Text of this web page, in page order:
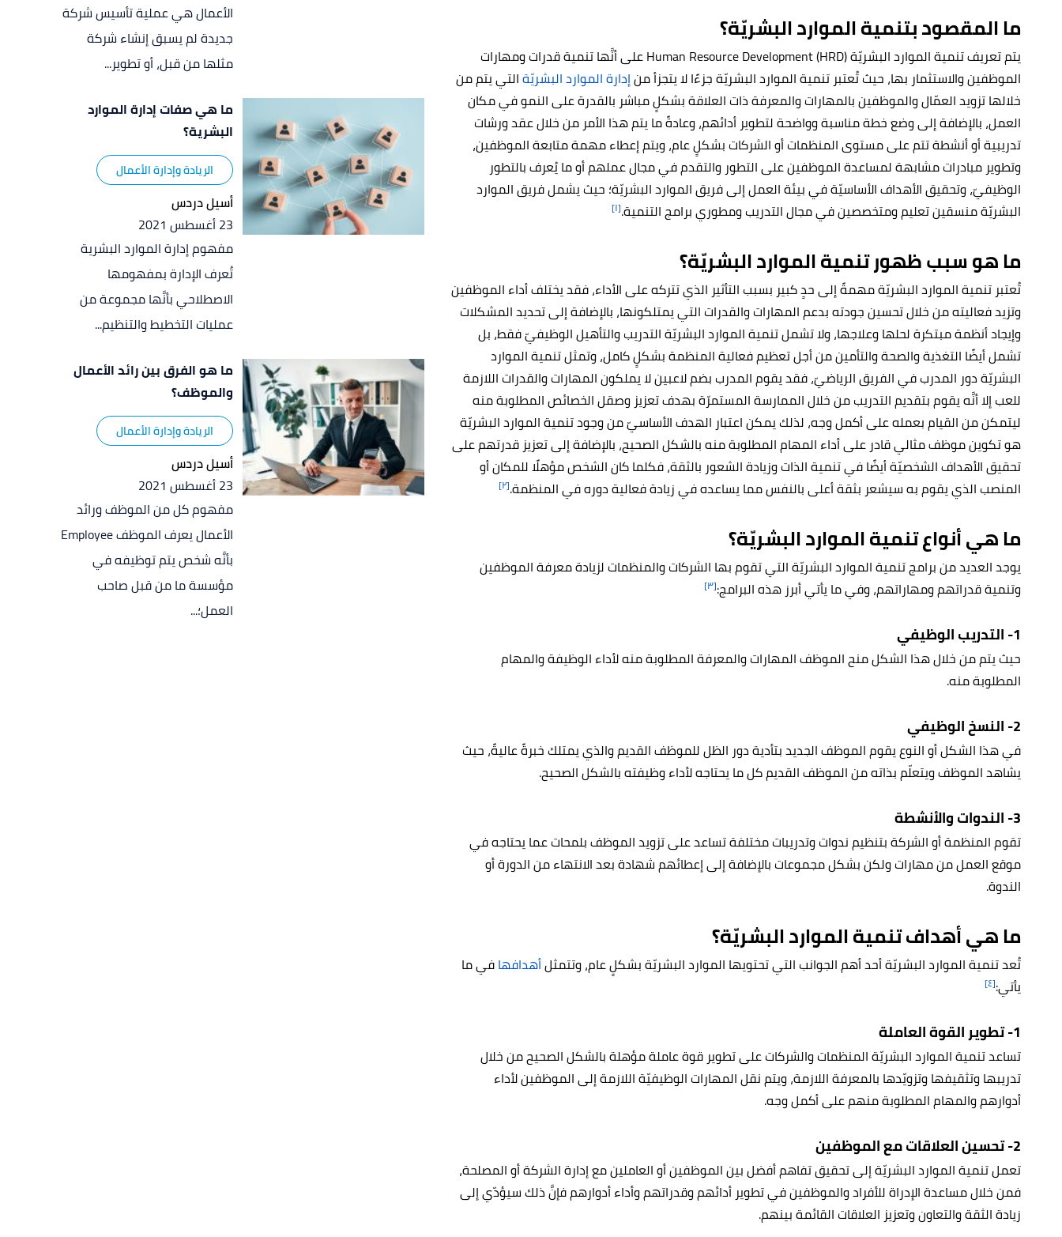
ما المقصود بتنمية الموارد البشريّة؟
يتم تعريف تنمية الموارد البشريّة Human Resource Development (HRD) على أنَّها تنمية قدرات ومهارات
الموظفين والاستثمار بها، حيث تُعتبر تنمية الموارد البشريّة جزءًا لا يتجزأ منإدارة الموارد البشريّةالتي يتم من
خلالها تزويد العمّال والموظفين بالمهارات والمعرفة ذات العلاقة بشكلٍ مباشر بالقدرة على النمو في مكان
العمل، بالإضافة إلى وضع خطة مناسبة وواضحة لتطوير أدائهم، وعادةً ما يتم هذا الأمر من خلال عقد ورشات
تدريبية أو أنشطة تتم على مستوى المنظمات أو الشركات بشكلٍ عام، ويتم إعطاء مهمة متابعة الموظفين،
وتطوير مبادرات مشابهة لمساعدة الموظفين على التطور والتقدم في مجال عملهم أو ما يُعرف بالتطور
الوظيفيّ، وتحقيق الأهداف الأساسيّة في بيئة العمل إلى فريق الموارد البشريّة؛ حيث يشمل فريق الموارد
البشريّة منسقين تعليم ومتخصصين في مجال التدريب ومطوري برامج التنمية.[١]
ما هو سبب ظهور تنمية الموارد البشريّة؟
تُعتبر تنمية الموارد البشريّة مهمةً إلى حدٍ كبير بسبب التأثير الذي تتركه على الأداء، فقد يختلف أداء الموظفين
وتزيد فعاليته من خلال تحسين جودته بدعم المهارات والقدرات التي يمتلكونها، بالإضافة إلى تحديد المشكلات
وإيجاد أنظمة مبتكرة لحلها وعلاجها، ولا تشمل تنمية الموارد البشريّة التدريب والتأهيل الوظيفيّ فقط، بل
تشمل أيضًا التغذية والصحة والتأمين من أجل تعظيم فعالية المنظمة بشكلٍ كامل، وتمثل تنمية الموارد
البشريّة دور المدرب في الفريق الرياضيّ، فقد يقوم المدرب بضم لاعبين لا يملكون المهارات والقدرات اللازمة
للعب إلا أنَّه يقوم بتقديم التدريب من خلال الممارسة المستمرّة بهدف تعزيز وصقل الخصائص المطلوبة منه
ليتمكن من القيام بعمله على أكمل وجه، لذلك يمكن اعتبار الهدف الأساسيّ من وجود تنمية الموارد البشريّة
هو تكوين موظف مثالي قادر على أداء المهام المطلوبة منه بالشكل الصحيح، بالإضافة إلى تعزيز قدرتهم على
تحقيق الأهداف الشخصيّة أيضًا في تنمية الذات وزيادة الشعور بالثقة، فكلما كان الشخص مؤهلًا للمكان أو
المنصب الذي يقوم به سيشعر بثقة أعلى بالنفس مما يساعده في زيادة فعالية دوره في المنظمة.[٢]
ما هي أنواع تنمية الموارد البشريّة؟
يوجد العديد من برامج تنمية الموارد البشريّة التي تقوم بها الشركات والمنظمات لزيادة معرفة الموظفين
وتنمية قدراتهم ومهاراتهم، وفي ما يأتي أبرز هذه البرامج:[٣]
1- التدريب الوظيفي
حيث يتم من خلال هذا الشكل منح الموظف المهارات والمعرفة المطلوبة منه لأداء الوظيفة والمهام
المطلوبة منه.
2- النسخ الوظيفي
في هذا الشكل أو النوع يقوم الموظف الجديد بتأدية دور الظل للموظف القديم والذي يمتلك خبرةً عاليةً، حيث
يشاهد الموظف ويتعلّم بذاته من الموظف القديم كل ما يحتاجه لأداء وظيفته بالشكل الصحيح.
3- الندوات والأنشطة
تقوم المنظمة أو الشركة بتنظيم ندوات وتدريبات مختلفة تساعد على تزويد الموظف بلمحات عما يحتاجه في
موقع العمل من مهارات ولكن بشكل مجموعات بالإضافة إلى إعطائهم شهادة بعد الانتهاء من الدورة أو
الندوة.
ما هي أهداف تنمية الموارد البشريّة؟
تُعد تنمية الموارد البشريّة أحد أهم الجوانب التي تحتويها الموارد البشريّة بشكلٍ عام، وتتمثلأهدافهافي ما
يأتي:[٤]
1- تطوير القوة العاملة
تساعد تنمية الموارد البشريّة المنظمات والشركات على تطوير قوة عاملة مؤهلة بالشكل الصحيح من خلال
تدريبها وتثقيفها وتزويّدها بالمعرفة اللازمة، ويتم نقل المهارات الوظيفيّة اللازمة إلى الموظفين لأداء
أدوارهم والمهام المطلوبة منهم على أكمل وجه.
2- تحسين العلاقات مع الموظفين
تعمل تنمية الموارد البشريّة إلى تحقيق تفاهم أفضل بين الموظفين أو العاملين مع إدارة الشركة أو المصلحة،
فمن خلال مساعدة الإدراة للأفراد والموظفين في تطوير أدائهم وقدراتهم وأداء أدوارهم فإنَّ ذلك سيؤدّي إلى
زيادة الثقة والتعاون وتعزيز العلاقات القائمة بينهم.
الأعمال هي عملية تأسيس شركة
جديدة لم يسبق إنشاء شركة
مثلها من قبل، أو تطوير...
ما هي صفات إدارة الموارد
البشرية؟
الريادة وإدارة الأعمال
أسيل دردس
23 أغسطس 2021
مفهوم إدارة الموارد البشرية
تُعرف الإدارة بمفهومها
الاصطلاحي بأنَّها مجموعة من
عمليات التخطيط والتنظيم...
ما هو الفرق بين رائد الأعمال
والموظف؟
الريادة وإدارة الأعمال
أسيل دردس
23 أغسطس 2021
مفهوم كل من الموظف ورائد
الأعمال يعرف الموظف Employee
بأنَّه شخص يتم توظيفه في
مؤسسة ما من قبل صاحب
العمل؛...